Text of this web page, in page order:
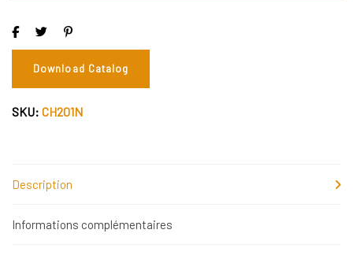
Download Catalog
SKU: CH201N
Description
Informations complémentaires